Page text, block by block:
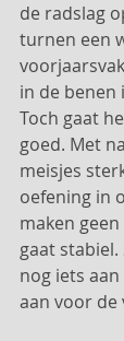
de radslag
turnen een
in de benen
Toch gaat
goed. Met
meisjes
oefening in
maken
gaat
nog iets
aan voor de